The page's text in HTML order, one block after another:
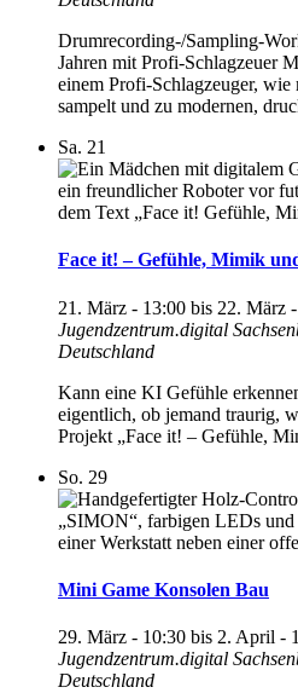
Drumrecording-/Sampling-
Jahren mit Profi-Schlagzeuer
einem Profi-Schlagzeuger,
sampelt und zu modernen,
Sa. 21
Face it! – Gefühle, Mimik
21. März - 13:00 bis 22. März
Jugendzentrum.digital
Deutschland
Kann eine KI Gefühle
eigentlich, ob jemand traurig,
Projekt „Face it! – Gefühle,
So. 29
Mini Game Konsolen Bau
29. März - 10:30 bis 2. April -
Jugendzentrum.digital
Deutschland